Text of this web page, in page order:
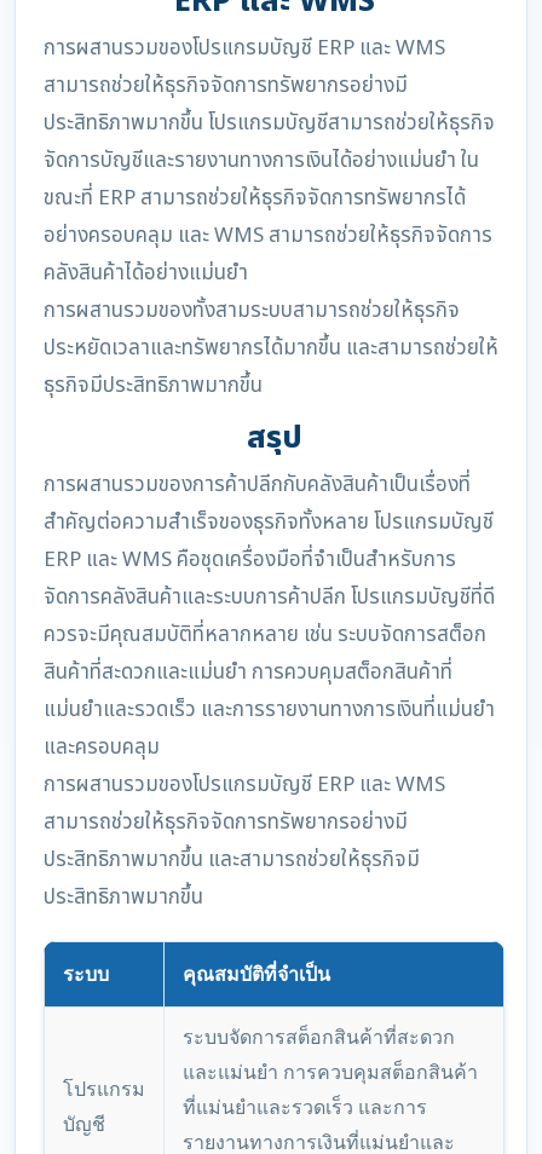
การผสานรวมของโปรแกรมบัญชี ERP และ WMS
สามารถช่วยให้ธุรกิจจัดการทรัพยากรอย่างมี
ประสิทธิภาพมากขึ้น โปรแกรมบัญชีสามารถช่วยให้ธุรกิจ
จัดการบัญชีและรายงานทางการเงินได้อย่างแม่นยำ ใน
ขณะที่ ERP สามารถช่วยให้ธุรกิจจัดการทรัพยากรได้
อย่างครอบคลุม และ WMS สามารถช่วยให้ธุรกิจจัดการ
คลังสินค้าได้อย่างแม่นยำ
การผสานรวมของทั้งสามระบบสามารถช่วยให้ธุรกิจ
ประหยัดเวลาและทรัพยากรได้มากขึ้น และสามารถช่วยให้
ธุรกิจมีประสิทธิภาพมากขึ้น
สรุป
การผสานรวมของการค้าปลีกกับคลังสินค้าเป็นเรื่องที่
สำคัญต่อความสำเร็จของธุรกิจทั้งหลาย โปรแกรมบัญชี
ERP และ WMS คือชุดเครื่องมือที่จำเป็นสำหรับการ
จัดการคลังสินค้าและระบบการค้าปลีก โปรแกรมบัญชีที่ดี
ควรจะมีคุณสมบัติที่หลากหลาย เช่น ระบบจัดการสต็อก
สินค้าที่สะดวกและแม่นยำ การควบคุมสต็อกสินค้าที่
แม่นยำและรวดเร็ว และการรายงานทางการเงินที่แม่นยำ
และครอบคลุม
การผสานรวมของโปรแกรมบัญชี ERP และ WMS
สามารถช่วยให้ธุรกิจจัดการทรัพยากรอย่างมี
ประสิทธิภาพมากขึ้น และสามารถช่วยให้ธุรกิจมี
ประสิทธิภาพมากขึ้น
ระบบ คุณสมบัติที่จำเป็น
โปรแกรม
บัญชี
ระบบจัดการสต็อกสินค้าที่สะดวก
และแม่นยำ การควบคุมสต็อกสินค้า
ที่แม่นยำและรวดเร็ว และการ
รายงานทางการเงินที่แม่นยำและ